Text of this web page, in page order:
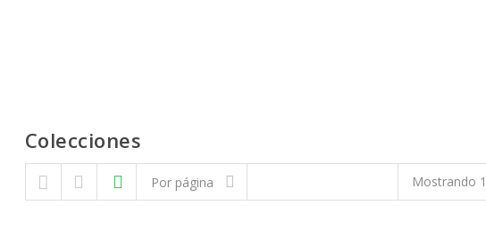
Colecciones
Por página Mostrando